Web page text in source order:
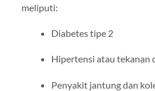
meliputi:
Diabetes tipe 2
Hipertensi atau tekanan
Penyakit jantung dan